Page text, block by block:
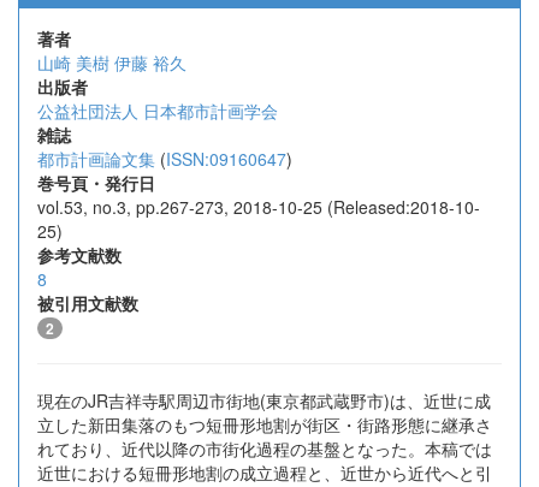
著者
山崎 美樹 伊藤 裕久
出版者
公益社団法人 日本都市計画学会
雑誌
都市計画論文集 (ISSN:09160647)
巻号頁・発行日
vol.53, no.3, pp.267-273, 2018-10-25 (Released:2018-10-
25)
参考文献数
8
被引用文献数
2
現在のJR吉祥寺駅周辺市街地(東京都武蔵野市)は、近世に成
立した新田集落のもつ短冊形地割が街区・街路形態に継承さ
れており、近代以降の市街化過程の基盤となった。本稿では
近世における短冊形地割の成立過程と、近世から近代へと引